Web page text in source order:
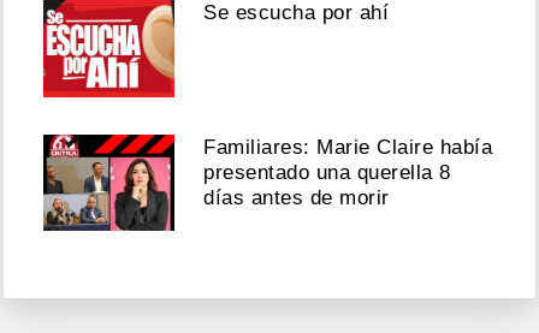
Se escucha por ahí
Familiares: Marie Claire había
presentado una querella 8
días antes de morir